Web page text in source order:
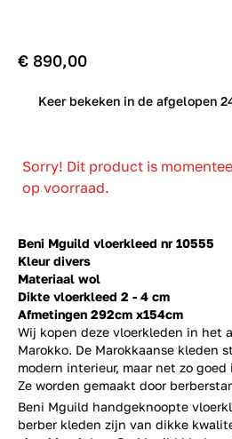
Beni Mguild vloerkleed nr 10555
Kleur divers
Materiaal wol
Dikte vloerkleed 2 - 4 cm
Afmetingen 292cm x154cm
Wij kopen deze vloerkleden in het
Marokko. De Marokkaanse kleden
modern interieur, maar net zo
Ze worden gemaakt door
€ 890,00
Keer bekeken in de afgelopen
Sorry! Dit product is
op voorraad.
Beni Mguild handgeknoopte
berber kleden zijn van dikke